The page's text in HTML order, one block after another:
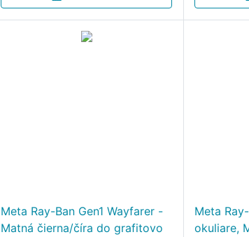
Meta Ray-Ban Gen1 Wayfarer -
Matná čierna/číra do grafitovo
Meta
okuliare,